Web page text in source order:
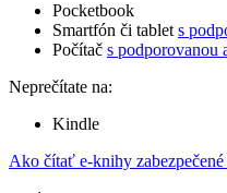
Pocketbook
Smartfón či tablet s
Počítač s podporovanou
Neprečítate na:
Kindle
Ako čítať e-knihy